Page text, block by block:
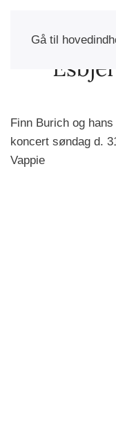
Gå til
Finn Burich og
koncert søndag d.
Vappie